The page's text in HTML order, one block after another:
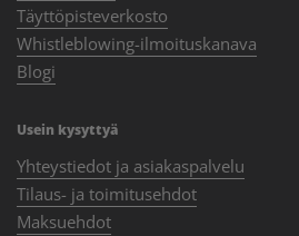
Täyttöpisteverkosto
Whistleblowing-ilmoituskanava
Blogi
Usein kysyttyä
Yhteystiedot ja asiakaspalvelu
Tilaus- ja toimitusehdot
Maksuehdot